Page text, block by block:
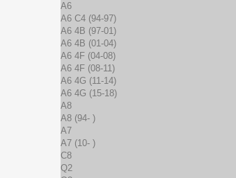
A6
A6 C4 (94-97)
A6 4B (97-01)
A6 4B (01-04)
A6 4F (04-08)
A6 4F (08-11)
A6 4G (11-14)
A6 4G (15-18)
A8
A8 (94- )
A7
A7 (10- )
C8
Q2